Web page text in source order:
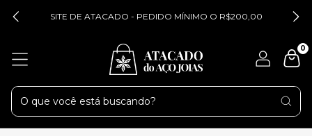
SITE DE ATACADO - PEDIDO MÍNIMO O R$200,00
0